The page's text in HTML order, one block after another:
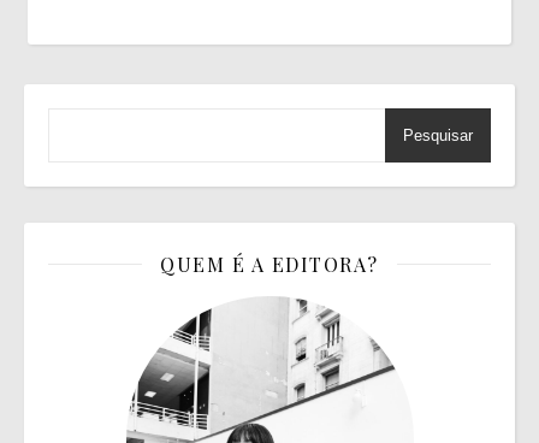
Pesquisar
QUEM É A EDITORA?